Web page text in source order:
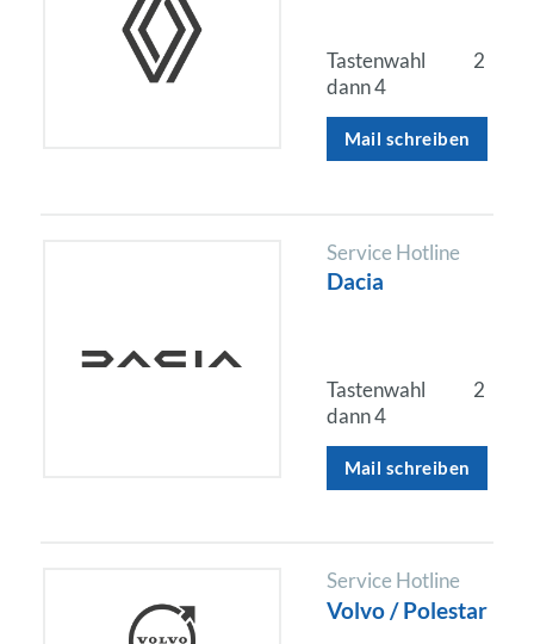
Tastenwahl
2
dann 4
Mail schreiben
Service Hotline
Dacia
Tastenwahl
2
dann 4
Mail schreiben
Service Hotline
Volvo / Polestar